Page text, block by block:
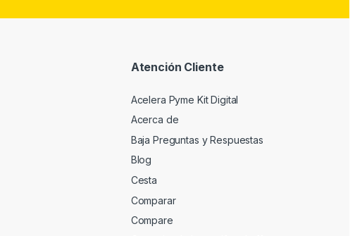
Atención Cliente
Acelera Pyme Kit Digital
Acerca de
Baja Preguntas y Respuestas
Blog
Cesta
Comparar
Compare